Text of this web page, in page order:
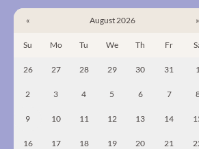
« August 2026 »
Su Mo Tu We Th Fr
26 27 28 29 30 31 1
2 3 4 5 6 7
9 10 11 12 13 14
16 17 18 19 20 21